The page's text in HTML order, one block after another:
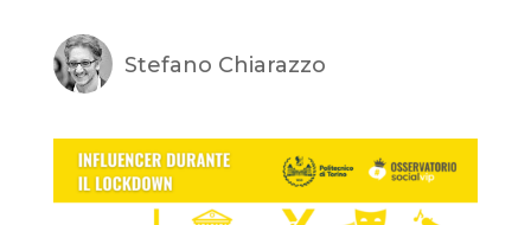
Stefano Chiarazzo